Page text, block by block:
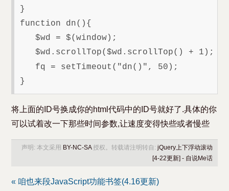
}
function dn(){
   $wd = $(window);
   $wd.scrollTop($wd.scrollTop() + 1);
   fq = setTimeout("dn()", 50);
将上面的ID号换成你的html代码中的ID号就好了.具体的你
可以试着改一下那些时间参数,让速度变得快些或者慢些
声明: 本文采用 BY-NC-SA授权。转载请注明转自: jQuery上下浮动滚动
[4-22更新] - 自说Me话
« 咱也来段JavaScript功能书签(4.16更新)